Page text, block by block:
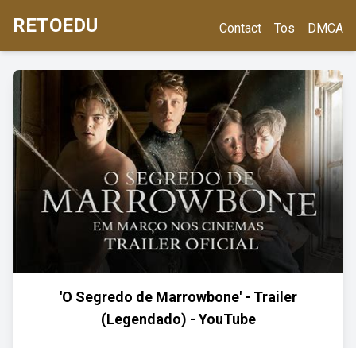
RETOEDU Contact Tos DMCA
'O Segredo de Marrowbone' - Trailer
(Legendado) - YouTube